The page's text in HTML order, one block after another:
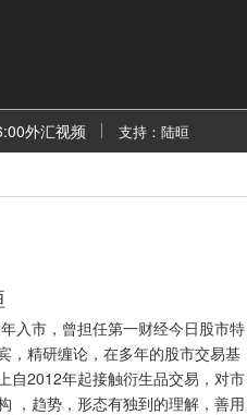
外汇视频 支持：陆晅
入市，曾担任第一财经今日股市特
，精研缠论，在多年的股市交易基
自2012年起接触衍生品交易，对市
，趋势，形态有独到的理解，善用